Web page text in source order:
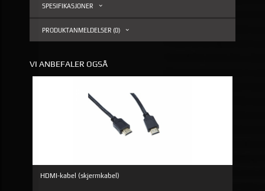
SPESIFIKASJONER
PRODUKTANMELDELSER (0)
VI ANBEFALER OGSÅ
HDMI-kabel (skjermkabel)